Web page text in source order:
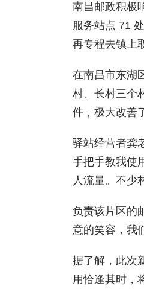
南昌邮政积极
服务站点 71
再专程去镇上
在南昌市东湖
村、长村三个
件，极大改善
驿站经营者龚
手把手教我使
人流量。不少
负责该片区的
意的笑容，我
据了解，此次
用恰逢其时，